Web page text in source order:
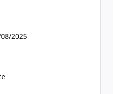
2025